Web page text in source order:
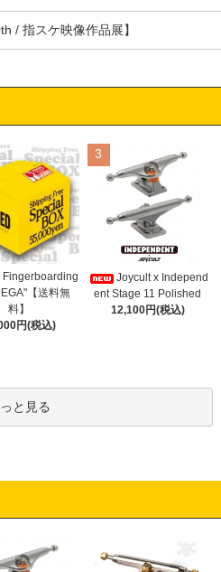
/ 指スケ映像作品展】
Fingerboarding
【送料無
料】
円(税込)
3
Joycult x Independ
ent Stage 11 Polished
12,100円(税込)
と見る